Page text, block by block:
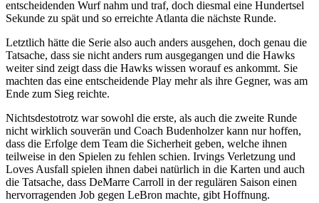
entscheidenden Wurf nahm und traf, doch diesmal eine Hundertsel
Sekunde zu spät und so erreichte Atlanta die nächste Runde.
Letztlich hätte die Serie also auch anders ausgehen, doch genau die
Tatsache, dass sie nicht anders rum ausgegangen und die Hawks
weiter sind zeigt dass die Hawks wissen worauf es ankommt. Sie
machten das eine entscheidende Play mehr als ihre Gegner, was am
Ende zum Sieg reichte.
Nichtsdestotrotz war sowohl die erste, als auch die zweite Runde
nicht wirklich souverän und Coach Budenholzer kann nur hoffen,
dass die Erfolge dem Team die Sicherheit geben, welche ihnen
teilweise in den Spielen zu fehlen schien. Irvings Verletzung und
Loves Ausfall spielen ihnen dabei natürlich in die Karten und auch
die Tatsache, dass DeMarre Carroll in der regulären Saison einen
hervorragenden Job gegen LeBron machte, gibt Hoffnung.